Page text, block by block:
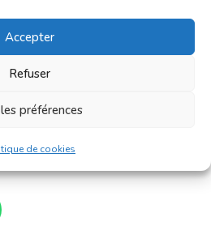
Accepter
Refuser
préférences
de cookies
l'essentiel pour le petit
167